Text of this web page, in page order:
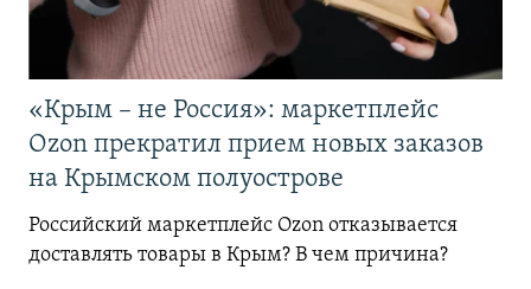
«Крым – не Россия»: маркетплейс
Ozon прекратил прием новых заказов
на Крымском полуострове
Российский маркетплейс Ozon отказывается
доставлять товары в Крым? В чем причина?